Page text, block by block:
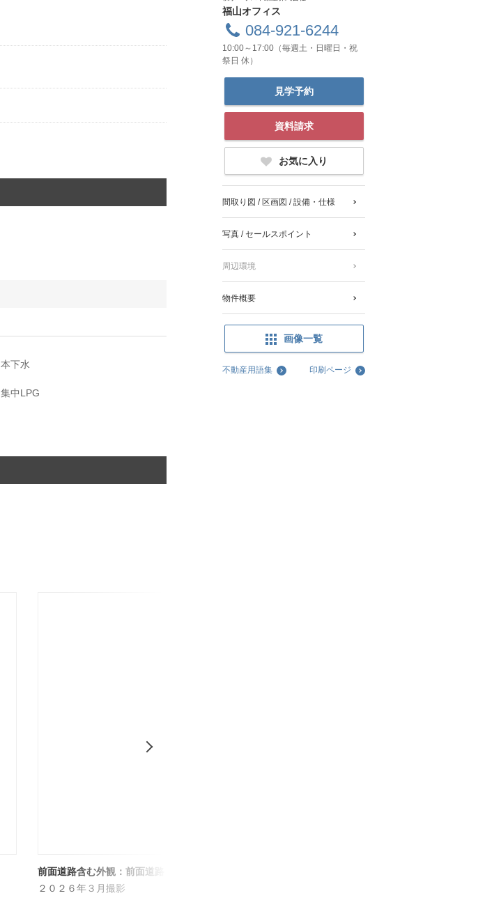
本下水
集中LPG
前面道路含む外観：前面道路
２０２６年３月撮影
福山オフィス
084-921-6244
10:00～17:00（毎週土・日曜日・祝
祭日 休）
見学予約
資料請求
お気に入り
間取り図 / 区画図 / 設備・仕様
写真 / セールスポイント
周辺環境
物件概要
画像一覧
不動産用語集 印刷ページ